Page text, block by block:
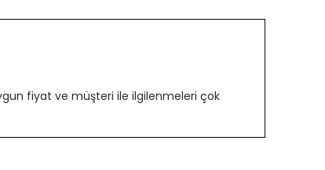
fiyat ve müşteri ile ilgilenmeleri çok